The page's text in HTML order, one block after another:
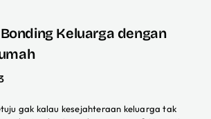
Keluarga dengan
gak kalau kesejahteraan keluarga tak